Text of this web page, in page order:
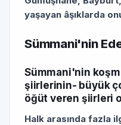
yaşayan âşıklarda
Sümmani'nin
Sümmani'nin
şiirlerinin- büyük
öğüt veren şiirleri
Halk arasında fazla